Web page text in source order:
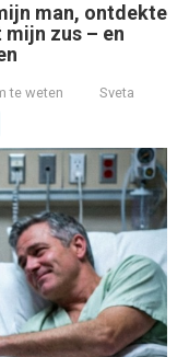
man, ontdekte
zus – en
te weten Sveta